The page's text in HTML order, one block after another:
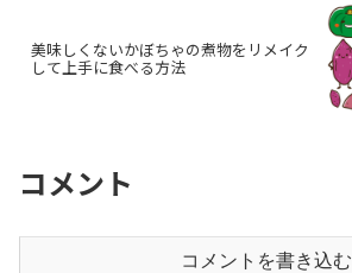
美味しくないかぼちゃの煮物をリメイク
して上手に食べる方法
コメント
コメントを書き込む